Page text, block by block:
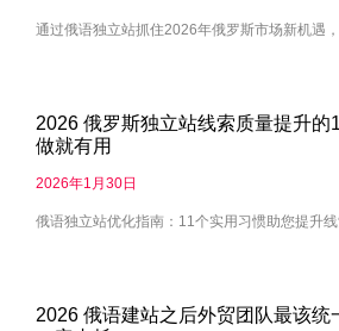
通过俄语独立站抓住2026年俄罗斯市场新机遇
2026 俄罗斯独立站线索质量提升的
做就有用
2026年1月30日
俄语独立站优化指南：11个实用习惯助您提升线
2026 俄语建站之后外贸团队最该统